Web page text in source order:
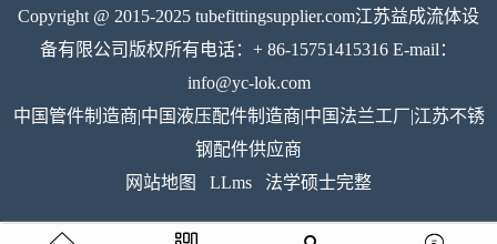
Copyright @ 2015-2025 tubefittingsupplier.com江苏益成流体设
备有限公司版权所有电话：+ 86-15751415316 E-mail：
info@yc-lok.com
中国管件制造商|中国液压配件制造商|中国法兰工厂|江苏不锈
钢配件供应商
网站地图
LLms 法学硕士完整